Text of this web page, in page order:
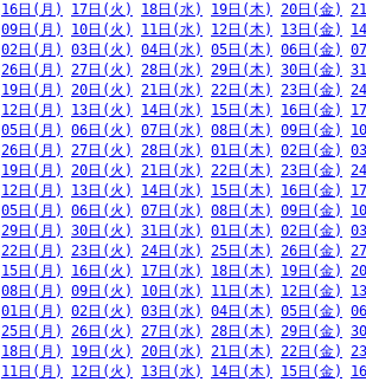
16日(月) 17日(火) 18日(水) 19日(木) 20日(金)
09日(月) 10日(火) 11日(水) 12日(木) 13日(金)
02日(月) 03日(火) 04日(水) 05日(木) 06日(金)
26日(月) 27日(火) 28日(水) 29日(木) 30日(金)
19日(月) 20日(火) 21日(水) 22日(木) 23日(金)
12日(月) 13日(火) 14日(水) 15日(木) 16日(金)
05日(月) 06日(火) 07日(水) 08日(木) 09日(金)
26日(月) 27日(火) 28日(水) 01日(木) 02日(金)
19日(月) 20日(火) 21日(水) 22日(木) 23日(金)
12日(月) 13日(火) 14日(水) 15日(木) 16日(金)
05日(月) 06日(火) 07日(水) 08日(木) 09日(金)
29日(月) 30日(火) 31日(水) 01日(木) 02日(金)
22日(月) 23日(火) 24日(水) 25日(木) 26日(金)
15日(月) 16日(火) 17日(水) 18日(木) 19日(金)
08日(月) 09日(火) 10日(水) 11日(木) 12日(金)
01日(月) 02日(火) 03日(水) 04日(木) 05日(金)
25日(月) 26日(火) 27日(水) 28日(木) 29日(金)
18日(月) 19日(火) 20日(水) 21日(木) 22日(金)
11日(月) 12日(火) 13日(水) 14日(木) 15日(金)